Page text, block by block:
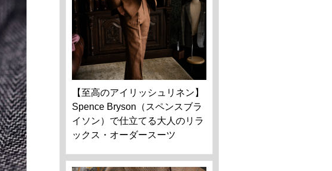
【至高のアイリッシュリネン】
Spence Bryson（スペンスブラ
イソン）で仕立てる大人のリラ
ックス・オーダースーツ